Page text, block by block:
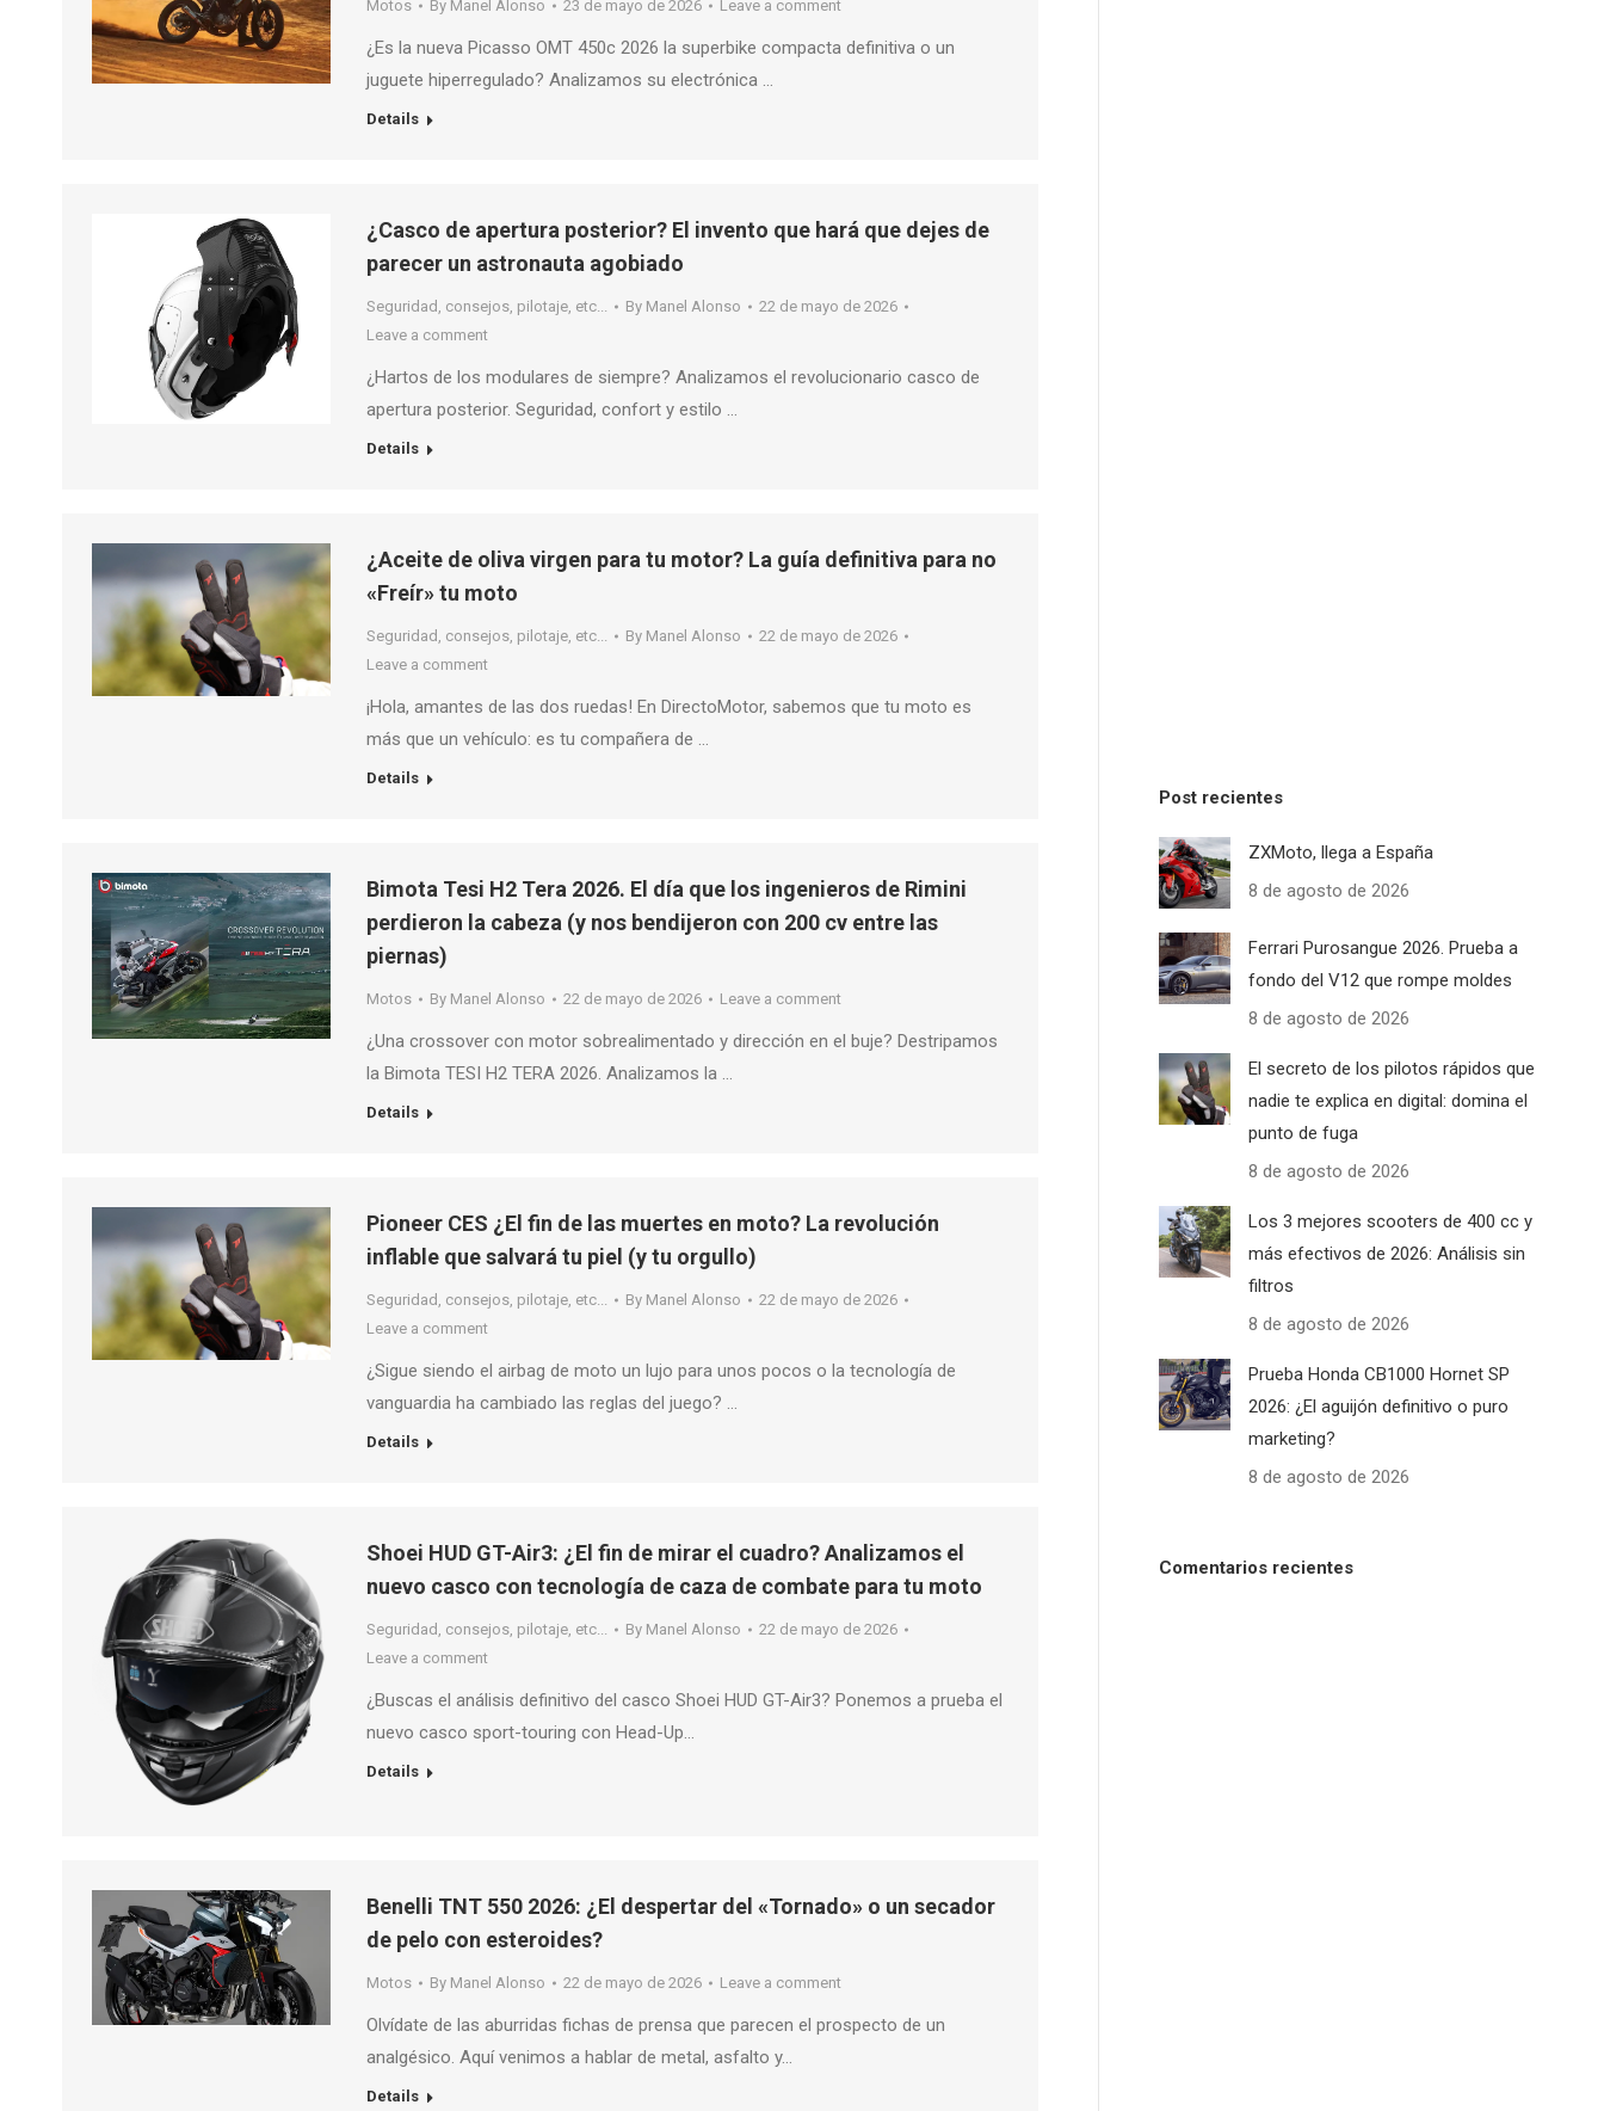
Motos By Manel Alonso 23 de mayo de 2026 Leave a comment
¿Es la nueva Picasso OMT 450c 2026 la superbike compacta definitiva o un
juguete hiperregulado? Analizamos su electrónica …
Details
¿Casco de apertura posterior? El invento que hará que dejes de
parecer un astronauta agobiado
Seguridad, consejos, pilotaje, etc... By Manel Alonso
22 de mayo de 2026
Leave a comment
¿Hartos de los modulares de siempre? Analizamos el revolucionario casco de
apertura posterior. Seguridad, confort y estilo …
Details
¿Aceite de oliva virgen para tu motor? La guía definitiva para no
«Freír» tu moto
Seguridad, consejos, pilotaje, etc... By Manel Alonso
22 de mayo de 2026
Leave a comment
¡Hola, amantes de las dos ruedas! En DirectoMotor, sabemos que tu moto es
más que un vehículo: es tu compañera de …
Details
Bimota Tesi H2 Tera 2026. El día que los ingenieros de Rimini
perdieron la cabeza (y nos bendijeron con 200 cv entre las
piernas)
Motos By Manel Alonso 22 de mayo de 2026 Leave a comment
¿Una crossover con motor sobrealimentado y dirección en el buje? Destripamos
la Bimota TESI H2 TERA 2026. Analizamos la …
Details
Pioneer CES ¿El fin de las muertes en moto? La revolución
inflable que salvará tu piel (y tu orgullo)
Seguridad, consejos, pilotaje, etc... By Manel Alonso
22 de mayo de 2026
Leave a comment
¿Sigue siendo el airbag de moto un lujo para unos pocos o la tecnología de
vanguardia ha cambiado las reglas del juego? …
Details
Shoei HUD GT-Air3: ¿El fin de mirar el cuadro? Analizamos el
nuevo casco con tecnología de caza de combate para tu moto
Seguridad, consejos, pilotaje, etc... By Manel Alonso
22 de mayo de 2026
Leave a comment
¿Buscas el análisis definitivo del casco Shoei HUD GT-Air3? Ponemos a prueba el
nuevo casco sport-touring con Head-Up…
Details
Benelli TNT 550 2026: ¿El despertar del «Tornado» o un secador
de pelo con esteroides?
Motos By Manel Alonso 22 de mayo de 2026 Leave a comment
Olvídate de las aburridas fichas de prensa que parecen el prospecto de un
analgésico. Aquí venimos a hablar de metal, asfalto y…
Details
Post recientes
ZXMoto, llega a España
8 de agosto de 2026
Ferrari Purosangue 2026. Prueba a
fondo del V12 que rompe moldes
8 de agosto de 2026
El secreto de los pilotos rápidos que
nadie te explica en digital: domina el
punto de fuga
8 de agosto de 2026
Los 3 mejores scooters de 400 cc y
más efectivos de 2026: Análisis sin
filtros
8 de agosto de 2026
Prueba Honda CB1000 Hornet SP
2026: ¿El aguijón definitivo o puro
marketing?
8 de agosto de 2026
Comentarios recientes